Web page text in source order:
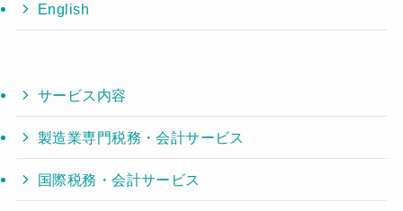
English
サービス内容
製造業専門税務・会計サービス
国際税務・会計サービス